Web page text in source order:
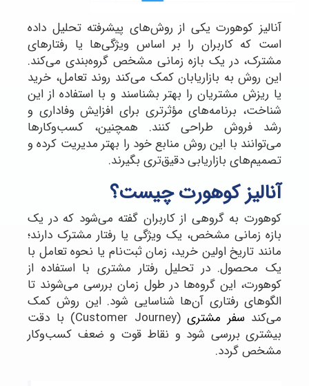
آنالیز کوهورت یکی از روش‌های پیشرفته تحلیل داده
است که کاربران را بر اساس ویژگی‌ها یا رفتارهای
مشترک، در یک بازه زمانی مشخص گروه‌بندی می‌کند.
این روش به بازاریابان کمک می‌کند روند تعامل، خرید
یا ریزش مشتریان را بهتر بشناسند و با استفاده از این
شناخت، برنامه‌های مؤثرتری برای افزایش وفاداری و
رشد فروش طراحی کنند. همچنین، کسب‌وکارها
می‌توانند با این روش منابع خود را بهتر مدیریت کرده و
تصمیم‌های بازاریابی دقیق‌تری بگیرند.
آنالیز کوهورت چیست؟
کوهورت به گروهی از کاربران گفته می‌شود که در یک
بازه زمانی مشخص، یک ویژگی یا رفتار مشترک دارند؛
مانند تاریخ اولین خرید، زمان ثبت‌نام یا نحوه تعامل با
یک محصول. در تحلیل رفتار مشتری با استفاده از
کوهورت، این گروه‌ها در طول زمان بررسی می‌شوند تا
الگوهای رفتاری آن‌ها شناسایی شود. این روش کمک
می‌کندسفر مشتری
(Customer Journey) با دقت
بیشتری بررسی شود و نقاط قوت و ضعف کسب‌وکار
مشخص گردد.